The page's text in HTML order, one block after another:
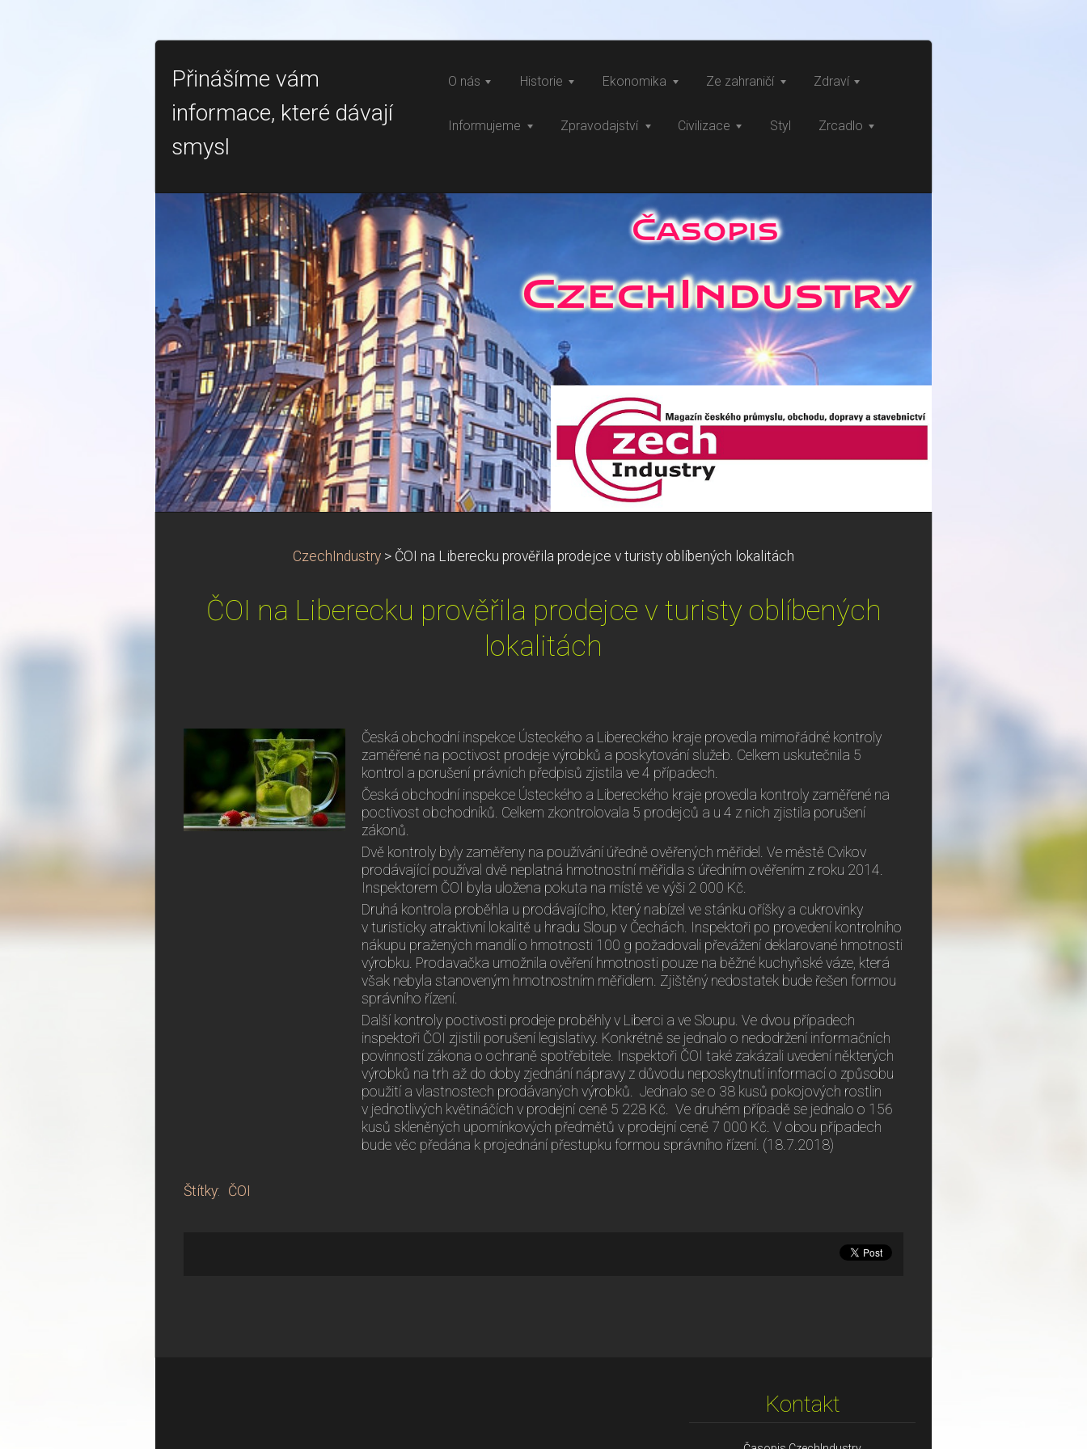
Přinášíme vám
informace, které dávají
smysl
O nás Historie Ekonomika Ze zahraničí Zdraví
Informujeme Zpravodajství Civilizace Styl Zrcadlo
CzechIndustry > ČOI na Liberecku prověřila prodejce v turisty oblíbených lokalitách
ČOI na Liberecku prověřila prodejce v turisty oblíbených
lokalitách
Česká obchodní inspekce Ústeckého a Libereckého kraje provedla mimořádné kontroly
zaměřené na poctivost prodeje výrobků a poskytování služeb. Celkem uskutečnila 5
kontrol a porušení právních předpisů zjistila ve 4 případech.
Česká obchodní inspekce Ústeckého a Libereckého kraje provedla kontroly zaměřené na
poctivost obchodníků. Celkem zkontrolovala 5 prodejců a u 4 z nich zjistila porušení
zákonů.
Dvě kontroly byly zaměřeny na používání úředně ověřených měřidel. Ve městě Cvikov
prodávající používal dvě neplatná hmotnostní měřidla s úředním ověřením z roku 2014.
Inspektorem ČOI byla uložena pokuta na místě ve výši 2 000 Kč.
Druhá kontrola proběhla u prodávajícího, který nabízel ve stánku oříšky a cukrovinky
v turisticky atraktivní lokalitě u hradu Sloup v Čechách. Inspektoři po provedení kontrolního
nákupu pražených mandlí o hmotnosti 100 g požadovali převážení deklarované hmotnosti
výrobku. Prodavačka umožnila ověření hmotnosti pouze na běžné kuchyňské váze, která
však nebyla stanoveným hmotnostním měřidlem. Zjištěný nedostatek bude řešen formou
správního řízení.
Další kontroly poctivosti prodeje proběhly v Liberci a ve Sloupu. Ve dvou případech
inspektoři ČOI zjistili porušení legislativy. Konkrétně se jednalo o nedodržení informačních
povinností zákona o ochraně spotřebitele. Inspektoři ČOI také zakázali uvedení některých
výrobků na trh až do doby zjednání nápravy z důvodu neposkytnutí informací o způsobu
použití a vlastnostech prodávaných výrobků. Jednalo se o 38 kusů pokojových rostlin
v jednotlivých květináčích v prodejní ceně 5 228 Kč. Ve druhém případě se jednalo o 156
kusů skleněných upomínkových předmětů v prodejní ceně 7 000 Kč. V obou případech
bude věc předána k projednání přestupku formou správního řízení. (18.7.2018)
Štítky: ČOI
Kontakt